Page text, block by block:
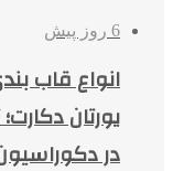
6 روز پیش
انواع قاب
یورتان
در